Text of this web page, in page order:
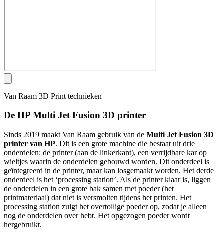
Van Raam 3D Print technieken
De HP Multi Jet Fusion 3D printer
Sinds 2019 maakt Van Raam gebruik van de Multi Jet Fusion 3D
printer van HP. Dit is een grote machine die bestaat uit drie
onderdelen: de printer (aan de linkerkant), een verrijdbare kar op
wieltjes waarin de onderdelen gebouwd worden. Dit onderdeel is
geïntegreerd in de printer, maar kan losgemaakt worden. Het derde
onderdeel is het ‘processing station’. Als de printer klaar is, liggen
de onderdelen in een grote bak samen met poeder (het
printmateriaal) dat niet is versmolten tijdens het printen. Het
processing station zuigt het overtollige poeder op, zodat je alleen
nog de onderdelen over hebt. Het opgezogen poeder wordt
hergebruikt.